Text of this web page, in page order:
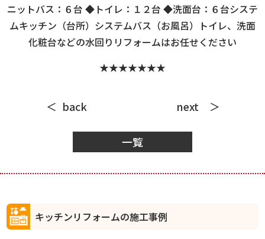
ニットバス：６台 ◆トイレ：１２台 ◆洗面台：６台システ
ムキッチン（台所）システムバス（お風呂）トイレ、洗面
化粧台などの水回りリフォームはお任せください
★★★★★★★
back
一覧
next
キッチンリフォームの施工事例